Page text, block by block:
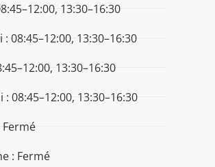
13:30–16:30
08:45–12:00, 13:30–16:30
13:30–16:30
08:45–12:00, 13:30–16:30
Fermé
: Fermé